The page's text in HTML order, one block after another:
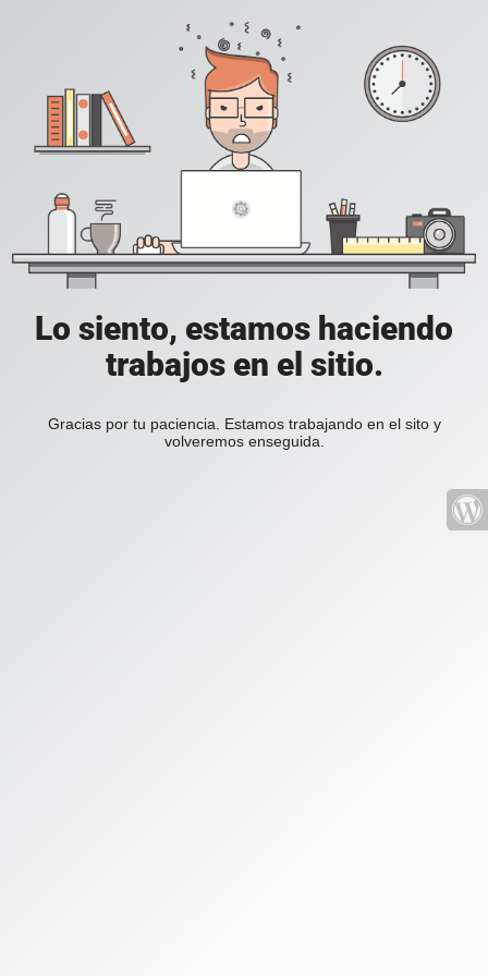
Lo siento, estamos haciendo
trabajos en el sitio.
Gracias por tu paciencia. Estamos trabajando en el sito y
volveremos enseguida.